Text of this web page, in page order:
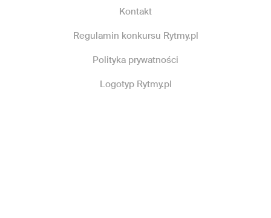
Kontakt
Regulamin konkursu Rytmy.pl
Polityka prywatności
Logotyp Rytmy.pl